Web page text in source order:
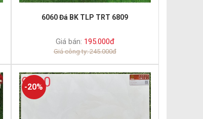
6060 Đá BK TLP TRT 6809
Giá bán: 195.000đ
Giá công ty: 245.000đ
-20%